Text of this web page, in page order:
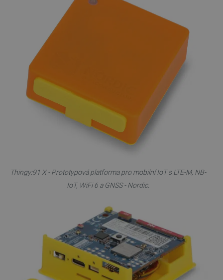
Thingy:91 X - Prototypová platforma pro mobilní IoT s LTE-M, NB-
IoT, WiFi 6 a GNSS - Nordic.